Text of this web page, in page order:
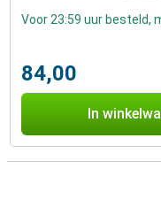
Voor 23:59 uur besteld,
84,00
In